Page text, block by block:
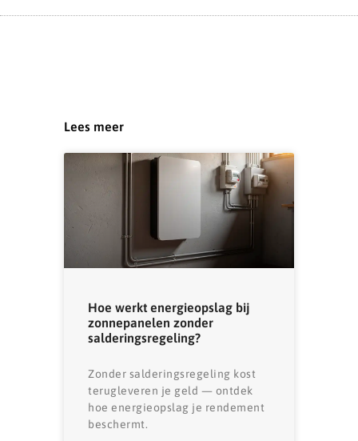
Lees meer
Hoe werkt energieopslag bij
zonnepanelen zonder
salderingsregeling?
Zonder salderingsregeling kost
terugleveren je geld — ontdek
hoe energieopslag je rendement
beschermt.